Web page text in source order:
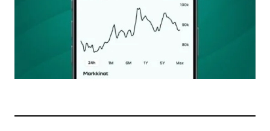
Nimesi tai nimimerkkisi
Sähköpostiosoitteesi
Tilaa SalkunRakentajan uutiskirje